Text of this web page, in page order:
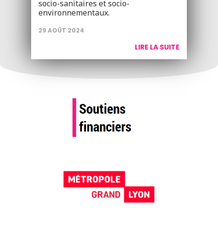
socio-sanitaires et socio-
environnementaux.
29 AOÛT 2024
LIRE LA SUITE